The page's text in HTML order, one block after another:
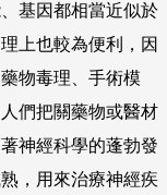
基因都相當近似於
上也較為便利，因
物毒理、手術模
們把關藥物或醫材
神經科學的蓬勃發
，用來治療神經疾